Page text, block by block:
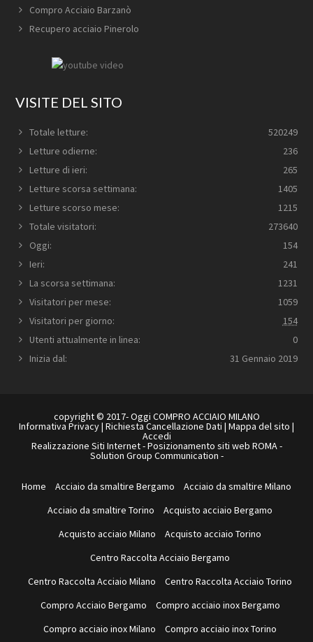
Compro Acciaio Barzanò
Recupero acciaio Pinerolo
VISITE DEL SITO
520249
Totale letture:
236
Letture odierne:
265
Letture di ieri:
1405
Letture scorsa settimana:
1215
Letture scorso mese:
273640
Totale visitatori:
154
Oggi:
241
Ieri:
1231
La scorsa settimana:
1059
Visitatori per mese:
154
Visitatori per giorno:
0
Utenti attualmente in linea:
31 Gennaio 2019
Inizia dal:
copyright © 2017- Oggi COMPRO ACCIAIO MILANO
Informativa Privacy| Richiesta Cancellazione Dati | Mappa del sito |
Accedi
Realizzazione Siti Internet-Posizionamento siti web ROMA-
Solution Group Communication -
Home Acciaio da smaltire Bergamo
Acciaio da smaltire Milano
Acciaio da smaltire Torino
Acquisto acciaio Bergamo
Acquisto acciaio Milano
Acquisto acciaio Torino
Centro Raccolta Acciaio Bergamo
Centro Raccolta Acciaio Milano
Centro Raccolta Acciaio Torino
Compro Acciaio Bergamo
Compro acciaio inox Bergamo
Compro acciaio inox Milano
Compro acciaio inox Torino